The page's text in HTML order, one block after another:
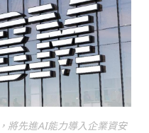
將先進AI能力導入企業資安